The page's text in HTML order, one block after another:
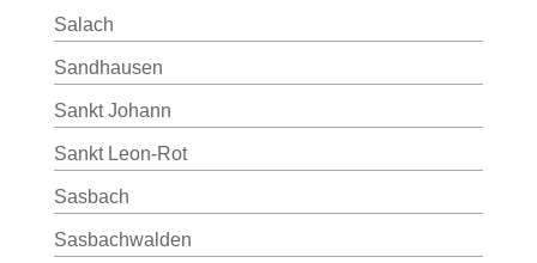
Salach
Sandhausen
Sankt Johann
Sankt Leon-Rot
Sasbach
Sasbachwalden